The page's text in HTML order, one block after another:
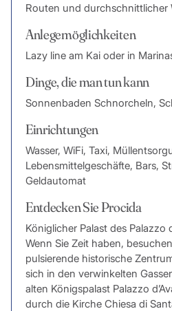
Routen und durchschnittlicher
Anlegemöglichkeiten
Lazy line am Kai oder in
Dinge, die man tun kann
Sonnenbaden Schnorcheln,
Einrichtungen
Wasser, WiFi, Taxi,
Lebensmittelgeschäfte, Bars,
Geldautomat
Entdecken Sie Procida
Königlicher Palast des Palazzo
Wenn Sie Zeit haben,
pulsierende historische
sich in den verwinkelten
alten Königspalast Palazzo
durch die Kirche Chiesa di